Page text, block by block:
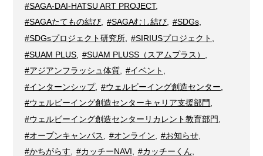
#SAGA-DAI-HATSU ART PROJECT,
#SAGAたてもの結び, #SAGAむし結び, #SDGs,
#SDGsプロジェクト研究所
#SIRIUSプロジェクト
#SUAM PLUS
#SUAM PLUSS（スアムプラス）
#アジアンフラッシュ体質
#イベント
#インターンシップ, #ウェルビーイング創造センター
#ウェルビーイング創造センターキャリア支援部門
#ウェルビーイング創造センターリカレント教育部門
#オープンキャンパス
#オンライン #お知らせ,
#かちがらす
#カッチーNAVI #カッチーくん